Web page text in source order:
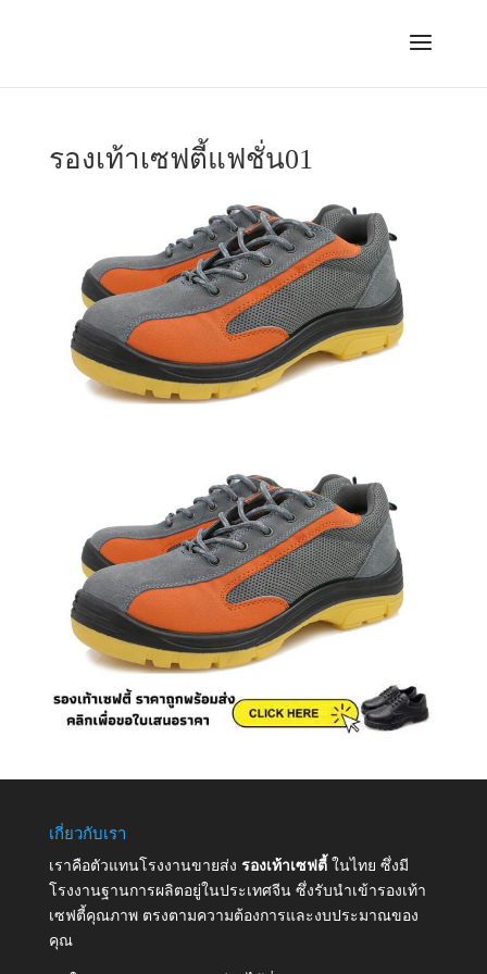
รองเท้าเซฟตี้แฟชั่น01
เกี่ยวกับเรา
เราคือตัวแทนโรงงานขายส่ง รองเท้าเซฟตี้ ในไทย ซึ่งมี
โรงงานฐานการผลิตอยู่ในประเทศจีน ซึ่งรับนำเข้ารองเท้า
เซฟตี้คุณภาพ ตรงตามความต้องการและงบประมาณของ
คุณ